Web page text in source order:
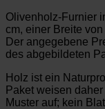
Olivenholz-Furnier
cm, einer Breite
Der angegebene
des abgebildeten
Holz ist ein
Paket weisen
Muster auf; kein